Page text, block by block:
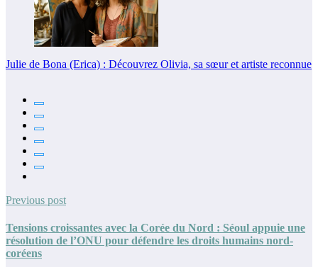
Julie de Bona (Erica) : Découvrez Olivia, sa sœur et artiste reconnue
Previous post
Tensions croissantes avec la Corée du Nord : Séoul appuie une
résolution de l’ONU pour défendre les droits humains nord-
coréens